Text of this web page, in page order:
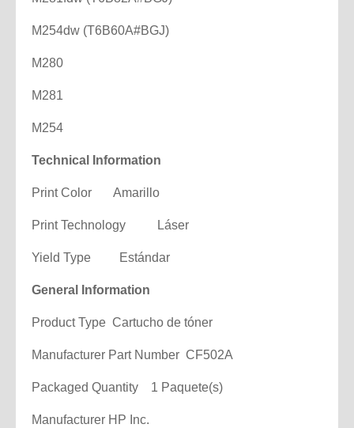
M254dw (T6B60A#BGJ)
M280
M281
M254
Technical Information
Print Color Amarillo
Print Technology Láser
Yield Type Estándar
General Information
Product Type Cartucho de tóner
Manufacturer Part Number CF502A
Packaged Quantity 1 Paquete(s)
Manufacturer HP Inc.